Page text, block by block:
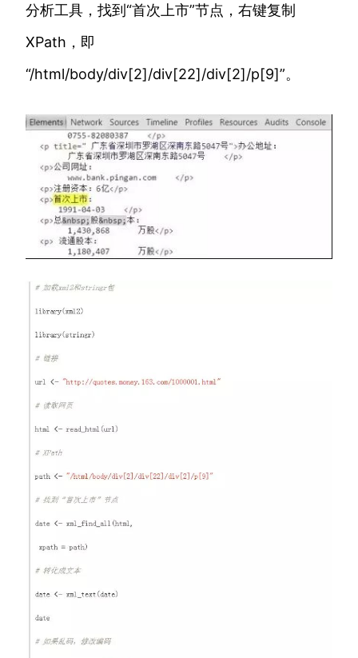
分析工具，找到“首次上市”节点，右键复制
XPath，即
“/html/body/div[2]/div[22]/div[2]/p[9]”。